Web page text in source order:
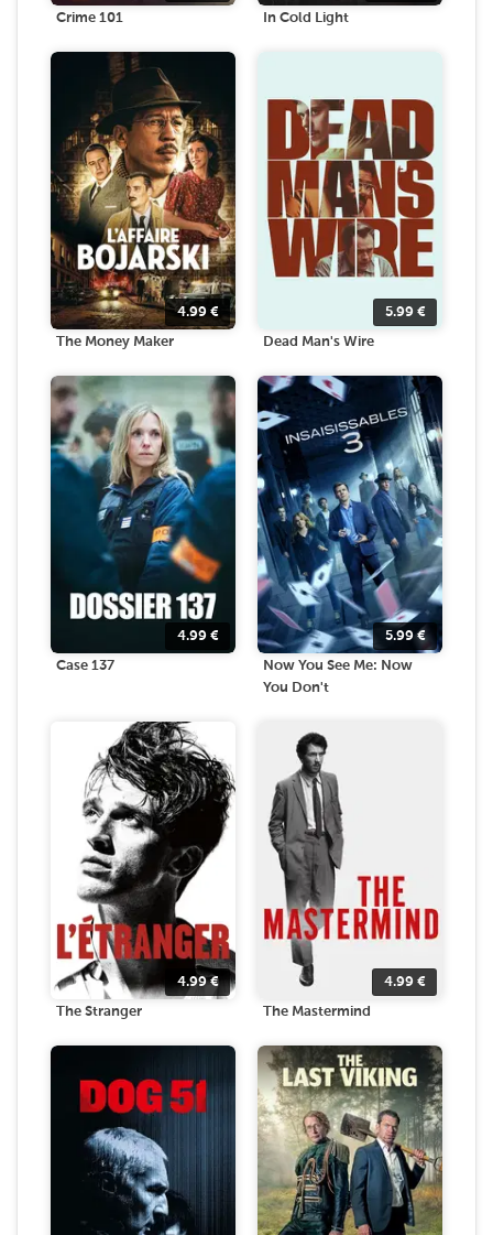
Crime 101 In Cold Light
4.99 €
The Money Maker
5.99 €
Dead Man's Wire
4.99 €
Case 137
5.99€
Now You See Me: Now
You Don't
4.99€
The Stranger
4.99 €
The Mastermind